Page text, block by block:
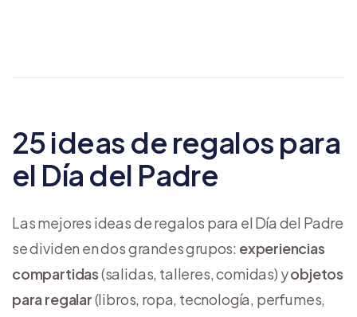
25 ideas de regalos para
el Día del Padre
Las mejores ideas de regalos para el Día del Padre
se dividen en dos grandes grupos: experiencias
compartidas(salidas, talleres, comidas) yobjetos
para regalar(libros, ropa, tecnología, perfumes,